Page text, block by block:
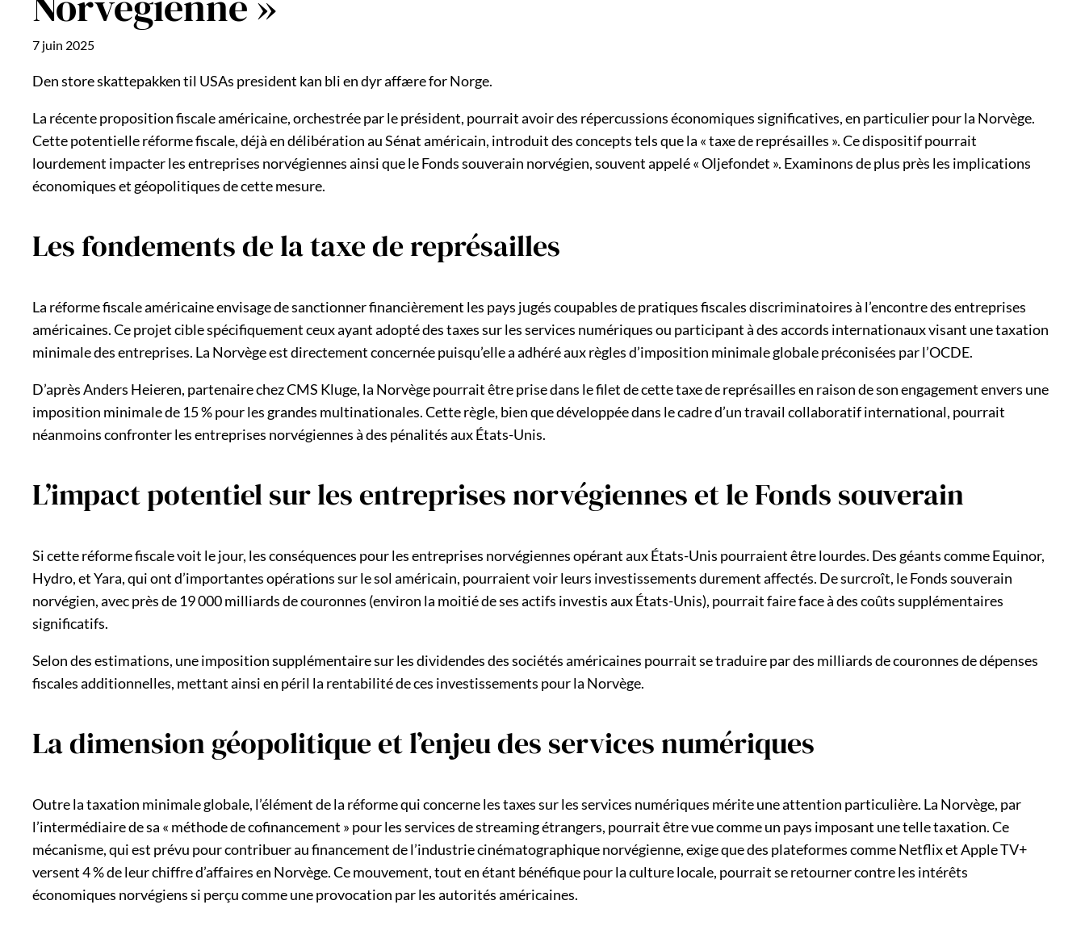
7 juin 2025
Den store skattepakken til USAs president kan bli en dyr affære for Norge.
La récente proposition fiscale américaine, orchestrée par le président, pourrait avoir des répercussions économiques significatives, en particulier pour la Norvège.
Cette potentielle réforme fiscale, déjà en délibération au Sénat américain, introduit des concepts tels que la « taxe de représailles ». Ce dispositif pourrait
lourdement impacter les entreprises norvégiennes ainsi que le Fonds souverain norvégien, souvent appelé « Oljefondet ». Examinons de plus près les implications
économiques et géopolitiques de cette mesure.
Les fondements de la taxe de représailles
La réforme fiscale américaine envisage de sanctionner financièrement les pays jugés coupables de pratiques fiscales discriminatoires à l’encontre des entreprises
américaines. Ce projet cible spécifiquement ceux ayant adopté des taxes sur les services numériques ou participant à des accords internationaux visant une taxation
minimale des entreprises. La Norvège est directement concernée puisqu’elle a adhéré aux règles d’imposition minimale globale préconisées par l’OCDE.
D’après Anders Heieren, partenaire chez CMS Kluge, la Norvège pourrait être prise dans le filet de cette taxe de représailles en raison de son engagement envers une
imposition minimale de 15 % pour les grandes multinationales. Cette règle, bien que développée dans le cadre d’un travail collaboratif international, pourrait
néanmoins confronter les entreprises norvégiennes à des pénalités aux États-Unis.
L’impact potentiel sur les entreprises norvégiennes et le Fonds souverain
Si cette réforme fiscale voit le jour, les conséquences pour les entreprises norvégiennes opérant aux États-Unis pourraient être lourdes. Des géants comme Equinor,
Hydro, et Yara, qui ont d’importantes opérations sur le sol américain, pourraient voir leurs investissements durement affectés. De surcroît, le Fonds souverain
norvégien, avec près de 19 000 milliards de couronnes (environ la moitié de ses actifs investis aux États-Unis), pourrait faire face à des coûts supplémentaires
significatifs.
Selon des estimations, une imposition supplémentaire sur les dividendes des sociétés américaines pourrait se traduire par des milliards de couronnes de dépenses
fiscales additionnelles, mettant ainsi en péril la rentabilité de ces investissements pour la Norvège.
La dimension géopolitique et l’enjeu des services numériques
Outre la taxation minimale globale, l’élément de la réforme qui concerne les taxes sur les services numériques mérite une attention particulière. La Norvège, par
l’intermédiaire de sa « méthode de cofinancement » pour les services de streaming étrangers, pourrait être vue comme un pays imposant une telle taxation. Ce
mécanisme, qui est prévu pour contribuer au financement de l’industrie cinématographique norvégienne, exige que des plateformes comme Netflix et Apple TV+
versent 4 % de leur chiffre d’affaires en Norvège. Ce mouvement, tout en étant bénéfique pour la culture locale, pourrait se retourner contre les intérêts
économiques norvégiens si perçu comme une provocation par les autorités américaines.